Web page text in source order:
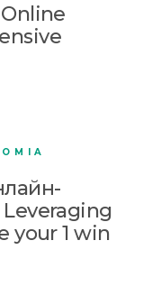
Leveraging
your 1 win